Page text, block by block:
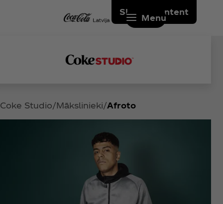
Skip to content
Menu
Coke Studio Mākslinieki Afroto